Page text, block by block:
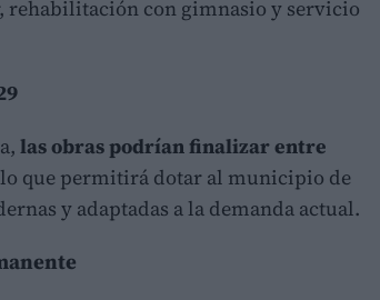
rehabilitación con gimnasio y servicio
las obras podrían finalizar entre
que permitirá dotar al municipio de
y adaptadas a la demanda actual.